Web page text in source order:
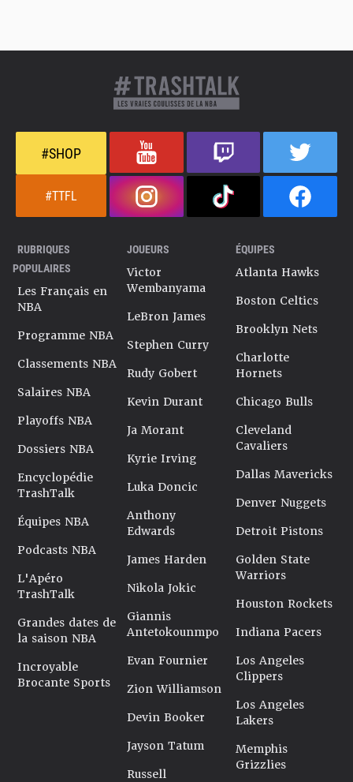
#SHOP
#TTFL
RUBRIQUES
POPULAIRES
Les Français en
NBA
Programme NBA
Classements NBA
Salaires NBA
Playoffs NBA
Dossiers NBA
Encyclopédie
TrashTalk
Équipes NBA
Podcasts NBA
L'Apéro
TrashTalk
Grandes dates de
la saison NBA
Incroyable
Brocante Sports
JOUEURS
Victor
Wembanyama
LeBron James
Stephen Curry
Rudy Gobert
Kevin Durant
Ja Morant
Kyrie Irving
Luka Doncic
Anthony
Edwards
James Harden
Nikola Jokic
Giannis
Antetokounmpo
Evan Fournier
Zion Williamson
Devin Booker
Jayson Tatum
Russell
ÉQUIPES
Atlanta Hawks
Boston Celtics
Brooklyn Nets
Charlotte
Hornets
Chicago Bulls
Cleveland
Cavaliers
Dallas Mavericks
Denver Nuggets
Detroit Pistons
Golden State
Warriors
Houston Rockets
Indiana Pacers
Los Angeles
Clippers
Los Angeles
Lakers
Memphis
Grizzlies